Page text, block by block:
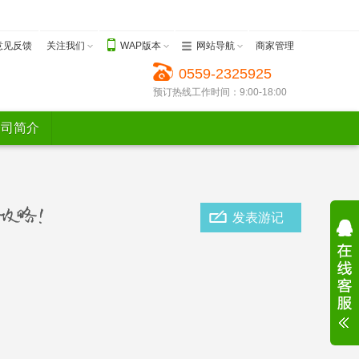
见反馈 关注我们 WAP版本 网站导航
商家管理
0559-2325925
预订热线工作时间：9:00-18:00
简介
发表游记